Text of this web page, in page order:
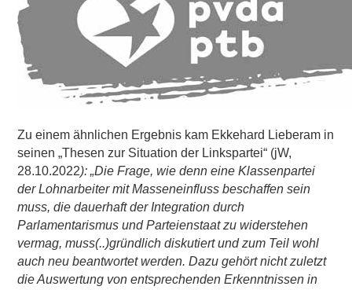
Zu einem ähnlichen Ergebnis kam Ekkehard Lieberam in
seinen „Thesen zur Situation der Linkspartei“ (jW,
28.10.2022): „Die Frage, wie denn eine Klassenpartei
der Lohnarbeiter mit Masseneinfluss beschaffen sein
muss, die dauerhaft der Integration durch
Parlamentarismus und Parteienstaat zu widerstehen
vermag, muss(..)gründlich diskutiert und zum Teil wohl
auch neu beantwortet werden. Dazu gehört nicht zuletzt
die Auswertung von entsprechenden Erkenntnissen in